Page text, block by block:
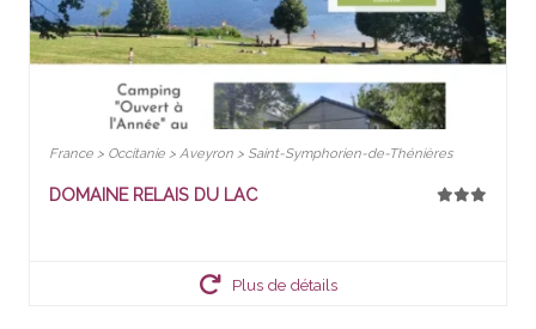
France > Occitanie > Aveyron > Saint-Symphorien-de-Thénières
DOMAINE RELAIS DU LAC
Plus de détails